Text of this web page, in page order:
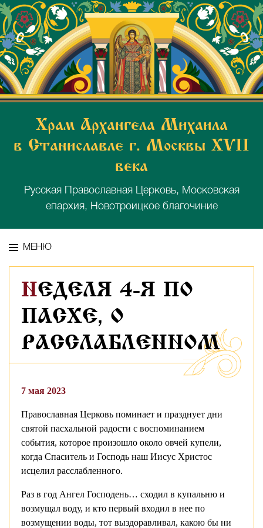
Храм Архангела Михаила
в Станиславле г. Москвы XVII
века
Русская Православная Церковь, Московская
епархия, Новотроицкое благочиние
МЕНЮ
НЕДЕЛЯ 4-Я ПО
ПАСХЕ, О
РАССЛАБЛЕННОМ
7 мая 2023
Православная Церковь поминает и празднует дни
святой пасхальной радости с воспоминанием
события, которое произошло около овчей купели,
когда Спаситель и Господь наш Иисус Христос
исцелил расслабленного.
Раз в год Ангел Господень… сходил в купальню и
возмущал воду, и кто первый входил в нее по
возмущении воды, тот выздоравливал, какою бы ни